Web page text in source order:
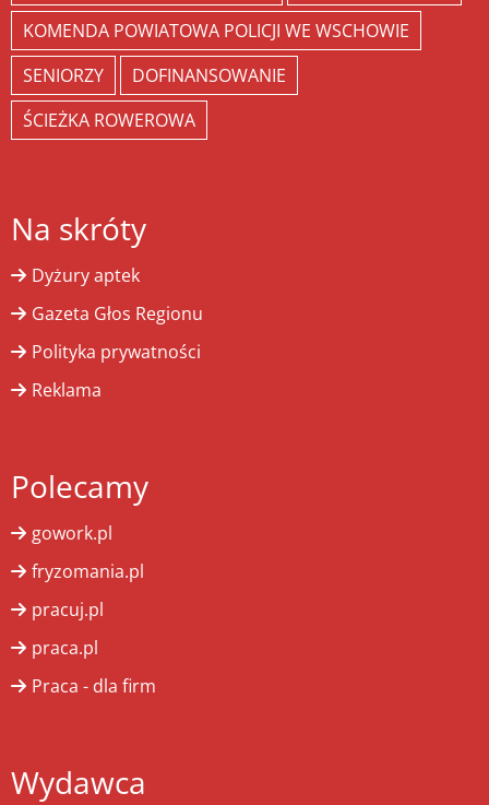
KOMENDA POWIATOWA POLICJI WE WSCHOWIE
SENIORZY
DOFINANSOWANIE
ŚCIEŻKA ROWEROWA
Na skróty
Dyżury aptek
Gazeta Głos Regionu
Polityka prywatności
Reklama
Polecamy
gowork.pl
fryzomania.pl
pracuj.pl
praca.pl
Praca - dla firm
Wydawca